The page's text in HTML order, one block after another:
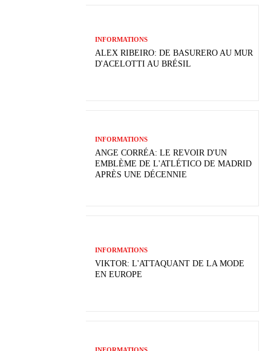
INFORMATIONS
ALEX RIBEIRO: DE BASURERO AU MUR
D'ACELOTTI AU BRÉSIL
INFORMATIONS
ANGE CORRÉA: LE REVOIR D'UN
EMBLÈME DE L'ATLÉTICO DE MADRID
APRÈS UNE DÉCENNIE
INFORMATIONS
VIKTOR: L'ATTAQUANT DE LA MODE
EN EUROPE